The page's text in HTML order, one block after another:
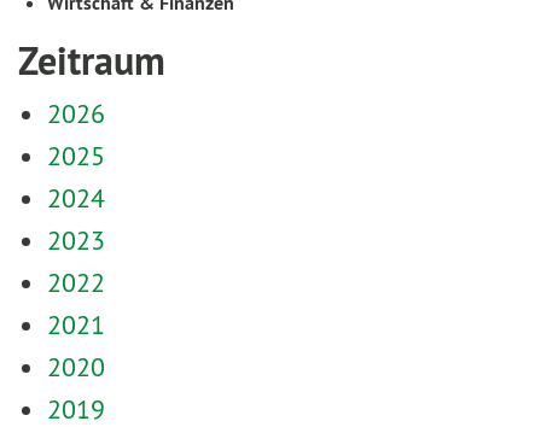
Zeitraum
2026
2025
2024
2023
2022
2021
2020
2019